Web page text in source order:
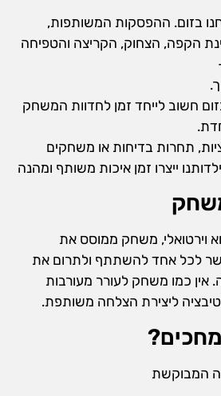
בזום. ההפסקות המשותפות,
הקפה, הצחוק, הקריצה והטפיחה
חשוב לייחד זמן לחדוות המשחק
תחרות בדיחות או משחקים
ייצרו זמן איכות משותף ומהנה
וירטואלי, משחק ממוסס את
לכל אחד להשתתף ולתרום את
אין כמו משחק לעורר מעורבות
ליצירת הצלחה משותפת.
המבוקשת